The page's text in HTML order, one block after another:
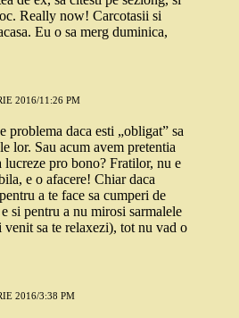
Really now! Carcotasii si
Eu o sa merg duminica,
2016/11:26 PM
problema daca esti „obligat” sa
lor. Sau acum avem pretentia
lucreze pro bono? Fratilor, nu e
e o afacere! Chiar daca
a te face sa cumperi de
si pentru a nu mirosi sarmalele
sa te relaxezi), tot nu vad o
2016/3:38 PM